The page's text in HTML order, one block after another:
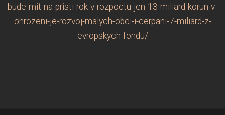
bude-mit-na-pristi-rok-v-rozpoctu-jen-13-miliard-korun-v-
ohrozeni-je-rozvoj-malych-obci-i-cerpani-7-miliard-z-
evropskych-fondu/